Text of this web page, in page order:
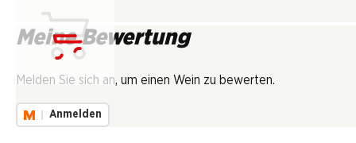
Meine Bewertung
Melden Sie sich an, um einen Wein zu bewerten.
Anmelden